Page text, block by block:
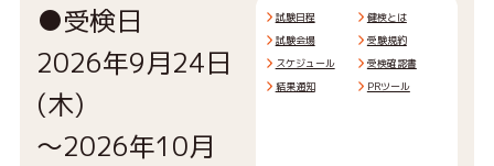
●受検日
2026年9月24日
(木)
～2026年10月
試験日程
健検とは
試験会場
受験規約
スケジュール
受検確認書
結果通知
PRツール